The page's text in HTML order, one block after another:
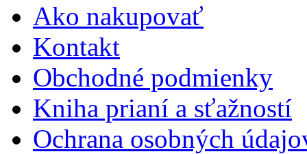
Ako nakupovať
Kontakt
Obchodné podmienky
Kniha prianí a sťažností
Ochrana osobných